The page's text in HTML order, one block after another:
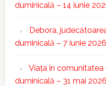
duminicală – 14 iunie
Debora,
duminicală – 7 iunie 2026
Viața în comunitatea
duminicală – 31 mai 2026